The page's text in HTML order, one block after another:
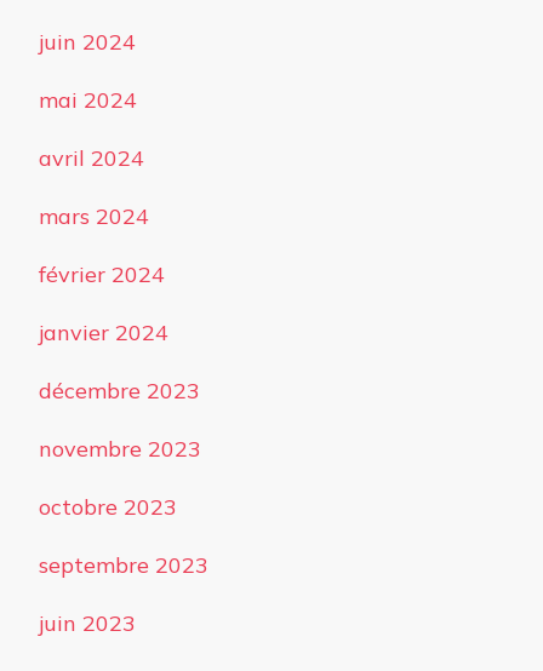
juin 2024
mai 2024
avril 2024
mars 2024
février 2024
janvier 2024
décembre 2023
novembre 2023
octobre 2023
septembre 2023
juin 2023